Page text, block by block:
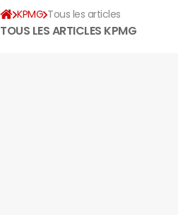
KPMG Tous les articles
TOUS LES ARTICLES KPMG